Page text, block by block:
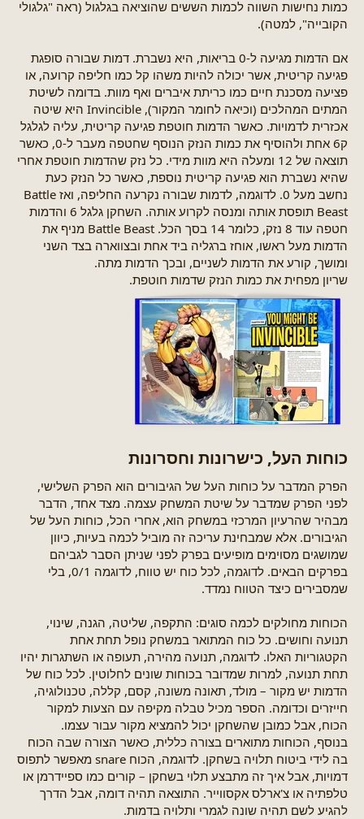
כמות נחישות השווה לכמות הששים שהוציאה בגלגול (ראה "גלגולי
הקובייה", למטה).
אם הדמות מגיעה ל-0 בריאות, היא נשברת. דמות שבורה סופגת
פגיעה קריטית, אשר יכולה להיות משהו קל כמו חליפה קרועה, או
פציעה מסכנת חיים כמו כריתת איברים ואף מוות. בדומה לשיטת
המתים המהלכים (וכיאה לחומר המקור), Invincible היא שיטה
אכזרית לדמויות. כאשר הדמות חוטפת פגיעה קריטית, עליה לגלגל
ק6 אחת ולהוסיף את כמות הנזק הנוסף שחטפה מעבר ל-0, כאשר
תוצאה של 12 ומעלה היא מוות מידי. כל נזק שהדמות חוטפת אחרי
שהיא נשברת הוא פגיעה קריטית נוספת, כאשר כל הנזק כעת
נחשב מעל 0. לדוגמה, לדמות שבורה נקרעה החליפה, ואז Battle
Beast תופסת אותה ומנסה לקרוע אותה. השחקן גלגל 6 והדמות
חטפה עוד 8 נזק, כלומר 14 בסך הכל. Battle Beast מניף את
הדמות מעל ראשו, אוחז ברגליה ביד אחת ובצווארה בצד השני
ומושך, קורע את הדמות לשניים, ובכך הדמות מתה.
שריון מפחית את כמות הנזק שדמות חוטפת.
כוחות העל, כישרונות וחסרונות​
הפרק המדבר על כוחות העל של הגיבורים הוא הפרק השלישי,
לפני הפרק שמדבר על שיטת המשחק עצמה. מצד אחד, הדבר
מבהיר שהרעיון המרכזי במשחק הוא, אחרי הכל, כוחות העל של
הגיבורים. אלא שמבחינת עריכה זה מוביל לכמה בעיות, כיוון
שמושגים מסוימים מופיעים בפרק לפני שניתן הסבר לגביהם
בפרקים הבאים. לדוגמה, לכל כוח יש טווח, לדוגמה 0/1, בלי
שמסבירים כיצד הטווח נמדד.
הכוחות מחולקים לכמה סוגים: התקפה, שליטה, הגנה, שינוי,
תנועה וחושים. כל כוח המתואר במשחק נופל תחת אחת
הקטגוריות האלו. לדוגמה, תנועה מהירה, תעופה או השתגרות יהיו
תחת תנועה, למרות שמדובר בכוחות שונים לחלוטין. לכל כוח של
הדמות יש מקור – מולד, תאונה משונה, קסם, קללה, טכנולוגיה,
חייזרים וכדומה. הספר מכיל טבלה מקיפה עם הצעות למקור
הכוח, אבל כמובן שהשחקן יכול להמציא מקור עבור עצמו.
בנוסף, הכוחות מתוארים בצורה כללית, כאשר הצורה שבה הכוח
בה לידי ביטוח תלויה בשחקן. לדוגמה, הכוח snare מאפשר לתפוס
דמויות, אבל איך זה מתבצע תלוי בשחקן – קורים כמו ספיידרמן או
טלפתיה או צ'ארלס אקסווייר. התוצאה תהיה דומה, אבל הדרך
להגיע לשם תהיה שונה לגמרי ותלויה בדמות.